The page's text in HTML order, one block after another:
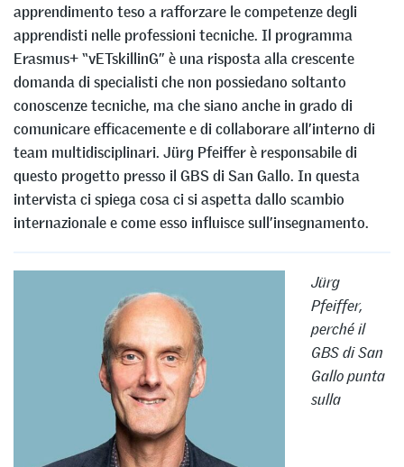
apprendimento teso a rafforzare le competenze degli
apprendisti nelle professioni tecniche. Il programma
Erasmus+ “vETskillinG” è una risposta alla crescente
domanda di specialisti che non possiedano soltanto
conoscenze tecniche, ma che siano anche in grado di
comunicare efficacemente e di collaborare all’interno di
team multidisciplinari. Jürg Pfeiffer è responsabile di
questo progetto presso il GBS di San Gallo. In questa
intervista ci spiega cosa ci si aspetta dallo scambio
internazionale e come esso influisce sull’insegnamento.
Jürg
Pfeiffer,
perché il
GBS di San
Gallo punta
sulla